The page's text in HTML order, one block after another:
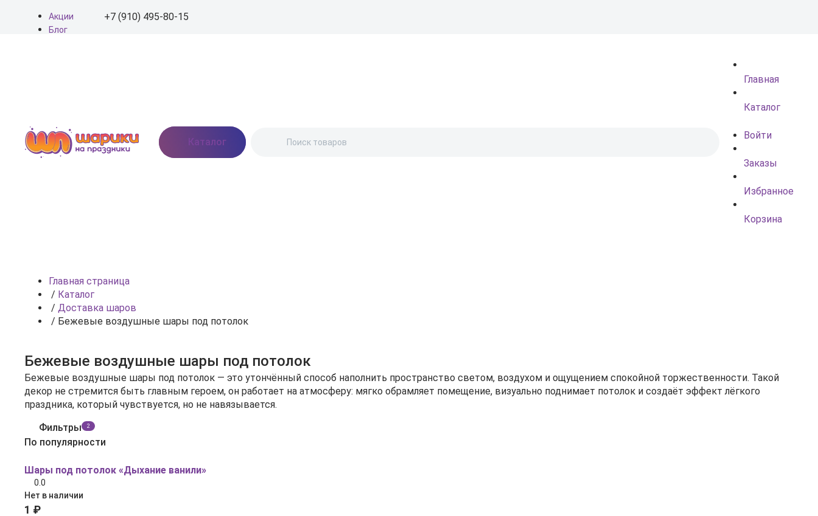
Акции
Блог
+7 (910) 495-80-15
Москва, Востряковское
шоссе, дом 7, стр. 3
Каталог
Главная
Каталог
Войти
Заказы
Избранное
Корзина
Главная страница
/ Каталог
/ Доставка шаров
/ Бежевые воздушные шары под потолок
Бежевые воздушные шары под потолок
Бежевые воздушные шары под потолок — это утончённый способ наполнить пространство светом, воздухом и ощущением спокойной торжественности. Такой
декор не стремится быть главным героем, он работает на атмосферу: мягко обрамляет помещение, визуально поднимает потолок и создаёт эффект лёгкого
праздника, который чувствуется, но не навязывается.
Фильтры
2
По популярности
Шары под потолок «Дыхание ванили»
0.0
Нет в наличии
1 ₽